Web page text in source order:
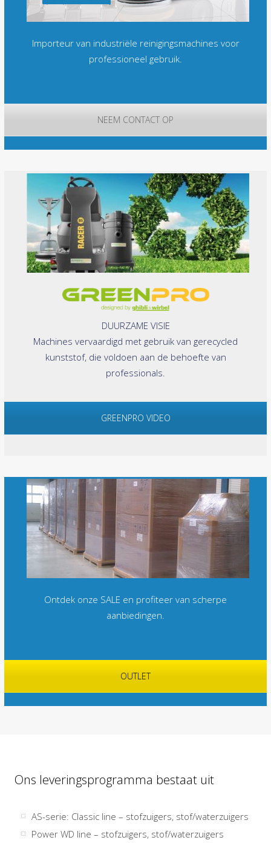
Importeur van industriële reinigingsmachines voor
professioneel gebruik.
NEEM CONTACT OP
DUURZAME VISIE
Machines vervaardigd met gebruik van gerecycled
kunststof, die voldoen aan de behoefte van
professionals.
GREENPRO VIDEO
Ontdek onze SALE en profiteer van scherpe
aanbiedingen.
OUTLET
Ons leveringsprogramma bestaat uit
AS-serie: Classic line – stofzuigers, stof/waterzuigers
Power WD line – stofzuigers, stof/waterzuigers